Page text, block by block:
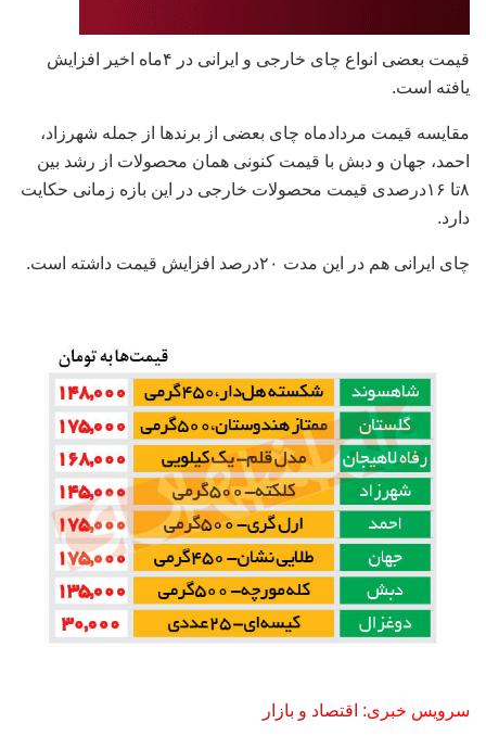
قیمت بعضی انواع چای خارجی و ایرانی در ۴ماه اخیر افزایش
یافته است.
مقایسه قیمت مردادماه چای بعضی از برندها از جمله شهرزاد،
احمد، جهان و دبش با قیمت کنونی همان محصولات از رشد بین
۸تا ۱۶درصدی قیمت محصولات خارجی در این بازه زمانی حکایت
دارد.
چای ایرانی هم در این مدت ۲۰درصد افزایش قیمت داشته است.
سرویس خبری: اقتصاد و بازار